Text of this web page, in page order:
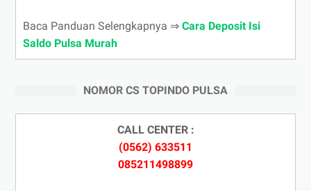
Baca Panduan Selengkapnya ⇒ Cara Deposit Isi
Saldo Pulsa Murah
NOMOR CS TOPINDO PULSA
CALL CENTER :
(0562) 633511
085211498899